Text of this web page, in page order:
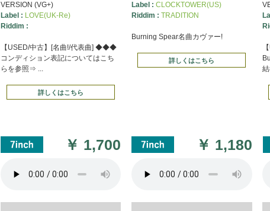
VERSION (VG+)
Label : LOVE(UK-Re)
Riddim :
【USED/中古】[名曲!/代表曲] ◆◆◆
コンディション表記についてはこち
らを参照⇒ ...
詳しくはこちら
￥ 1,700
Label : CLOCKTOWER(US)
Riddim : TRADITION
Burning Spear名曲カヴァー!
詳しくはこちら
￥ 1,180